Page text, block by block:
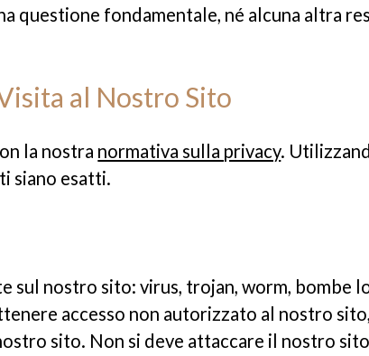
questione fondamentale, né alcuna altra
al Nostro Sito
la nostra normativa sulla privacy.
siano esatti.
sul nostro sito: virus, trojan, worm, bombe
accesso non autorizzato al nostro
sito. Non si deve attaccare il nostro